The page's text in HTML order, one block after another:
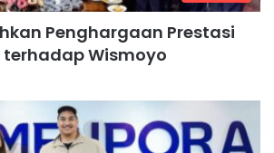
Penghargaan Prestasi
terhadap Wismoyo